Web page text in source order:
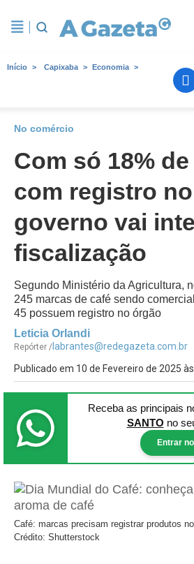
Início Capixaba Economia
No comércio
Com só 18%
com registro
governo vai
fiscalização
Segundo Ministério da Agricultura,
245 marcas de café sendo
45 possuem registro no órgão
Leticia Orlandi
Repórter / labrantes@redegazeta.com.br
Publicado em 10 de Fevereiro de 2025
Receba as principais
SANTO no
Entrar
Café: marcas precisam registrar produtos
Crédito: Shutterstock